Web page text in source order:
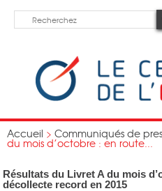
Accueil > Communiqués de
du mois d’octobre : en route...
Résultats du Livret A du mois
décollecte record en 2015